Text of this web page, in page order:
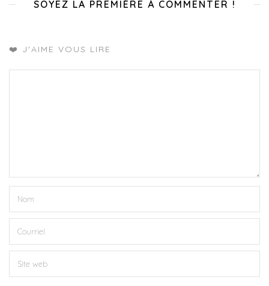
SOYEZ LA PREMIÈRE À COMMENTER !
❤️ J'AIME VOUS LIRE